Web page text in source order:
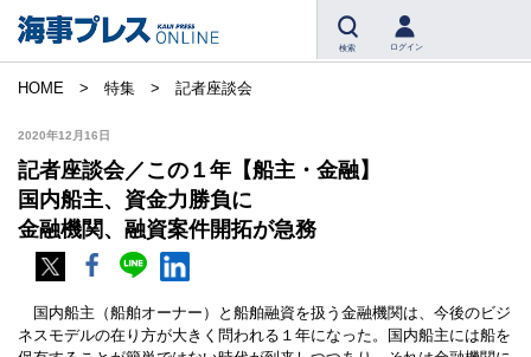
検索 ログイン
HOME 特集 記者座談会
2020年12月16日
記者座談会／この１年【船主・金融】
国内船主、資金力勝負に
金融機関、融資案件開拓が急務
国内船主（船舶オーナー）と船舶融資を扱う金融機関は、今後のビジ
ネスモデルの在り方が大きく問われる１年になった。国内船主には船を